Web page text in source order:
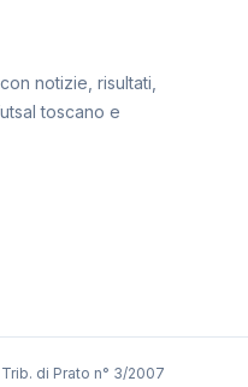
notizie, risultati,
toscano e
di Prato n° 3/2007